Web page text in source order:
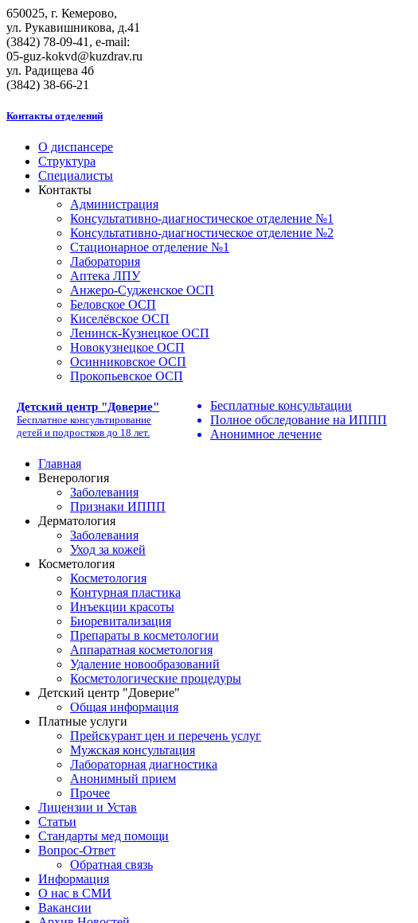
650025, г. Кемерово,
ул. Рукавишникова, д.41
(3842) 78-09-41, e-mail:
05-guz-kоkvd@kuzdrаv.ru
ул. Радищева 4б
(3842) 38-66-21
Контакты отделений
О диспансере
Структура
Специалисты
Контакты
Администрация
Консультативно-диагностическое отделение №1
Консультативно-диагностическое отделение №2
Стационарное отделение №1
Лаборатория
Аптека ЛПУ
Анжеро-Судженское ОСП
Беловское ОСП
Киселёвское ОСП
Ленинск-Кузнецкое ОСП
Новокузнецкое ОСП
Осинниковское ОСП
Прокопьевское ОСП
Детский центр "Доверие"
Бесплатное консультирование
детей и подростков до 18 лет.
Бесплатные консультации
Полное обследование на ИППП
Анонимное лечение
Главная
Венерология
Заболевания
Признаки ИППП
Дерматология
Заболевания
Уход за кожей
Косметология
Косметология
Контурная пластика
Инъекции красоты
Биоревитализация
Препараты в косметологии
Аппаратная косметология
Удаление новообразований
Косметологические процедуры
Детский центр "Доверие"
Общая информация
Платные услуги
Прейскурант цен и перечень услуг
Мужская консультация
Лабораторная диагностика
Анонимный прием
Прочее
Лицензии и Устав
Статьи
Стандарты мед помощи
Вопрос-Ответ
Обратная связь
Информация
О нас в СМИ
Вакансии